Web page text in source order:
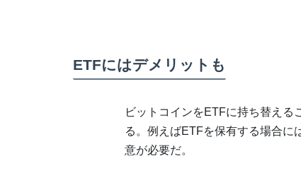
ETFにはデメリットも
ビットコインをETFに持ち替える
る。例えばETFを保有する場合に
意が必要だ。